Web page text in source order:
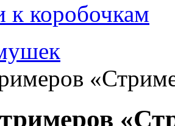
к коробочкам